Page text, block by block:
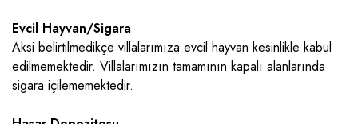
Evcil Hayvan/Sigara
Aksi belirtilmedikçe villalarımıza evcil hayvan kesinlikle kabul
edilmemektedir. Villalarımızın tamamının kapalı alanlarında
sigara içilememektedir.